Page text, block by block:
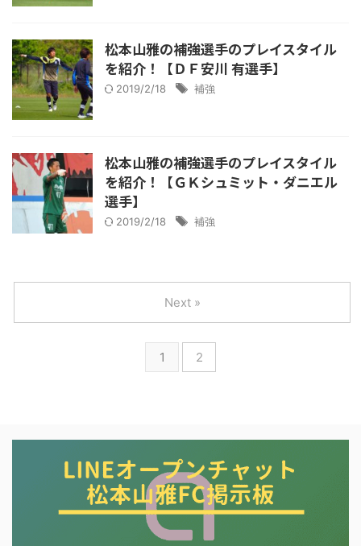
松本山雅の補強選手のプレイスタイル
を紹介！【ＤＦ安川 有選手】
2019/2/18 補強
松本山雅の補強選手のプレイスタイル
を紹介！【ＧＫシュミット・ダニエル
選手】
2019/2/18 補強
1 2
Next »